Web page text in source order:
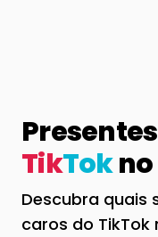
TikTokno
Descubra quais
caros do TikTok